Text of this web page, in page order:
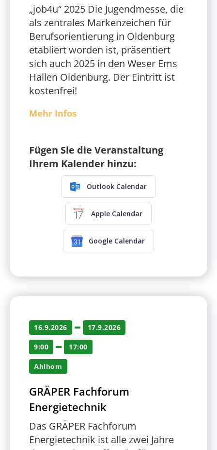
„job4u“ 2025 Die Jugendmesse, die
als zentrales Markenzeichen für
Berufsorientierung in Oldenburg
etabliert worden ist, präsentiert
sich auch 2025 in den Weser Ems
Hallen Oldenburg. Der Eintritt ist
kostenfrei!
Mehr Infos
Fügen Sie die Veranstaltung
Ihrem Kalender hinzu:
Outlook Calendar
Apple Calendar
Google Calendar
16.9.2026 17.9.2026
9:00 17:00
Ahlhorn
GRÄPER Fachforum
Energietechnik
Das GRÄPER Fachforum
Energietechnik ist alle zwei Jahre